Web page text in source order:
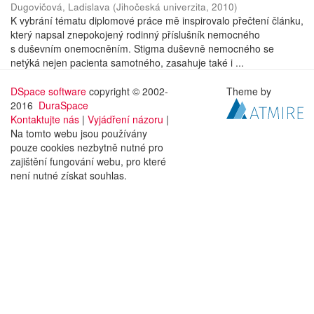
Dugovičová, Ladislava (Jihočeská univerzita, 2010)
K vybrání tématu diplomové práce mě inspirovalo přečtení článku,
který napsal znepokojený rodinný příslušník nemocného
s duševním onemocněním. Stigma duševně nemocného se
netýká nejen pacienta samotného, zasahuje také i ...
DSpace software copyright © 2002-
2016 DuraSpace
Kontaktujte nás | Vyjádření názoru |
Na tomto webu jsou používány
pouze cookies nezbytně nutné pro
zajištění fungování webu, pro které
není nutné získat souhlas.
Theme by